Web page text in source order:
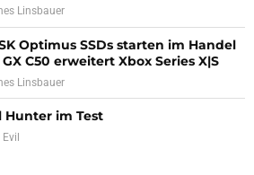
Linsbauer
Optimus SSDs starten im Handel
C50 erweitert Xbox Series X|S
Linsbauer
Hunter im Test